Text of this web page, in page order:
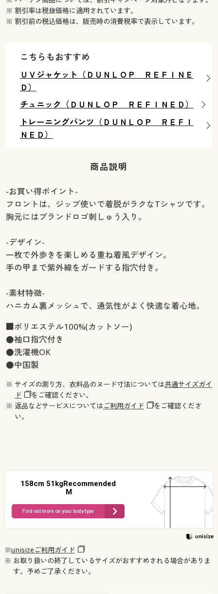
※ 割引率は税抜価格に適用されています。
※ 割引前の税込価格は、販売時の消費税率で表示しています。
こちらもおすすめ
ＵＶジャケット（ＤＵＮＬＯＰ ＲＥＦＩＮＥ
Ｄ）
チュニック（ＤＵＮＬＯＰ ＲＥＦＩＮＥＤ）
トレーニングパンツ（ＤＵＮＬＯＰ ＲＥＦＩ
ＮＥＤ）
商品説明
-お買い得ポイント-
フロントは、ジップ使いで着脱がラクなTシャツです。
胸元にはブランドロゴ刺しゅう入り。
-デザイン-
一枚で外歩きを楽しめる重ね着風デザイン。
手の甲まで紫外線をガードする指穴付き。
-素材特徴-
ハニカム裏メッシュで、通気性がよく快適な着心地。
■ポリエステル100%(カットソー)
●袖口指穴付き
●洗濯機OK
●中国製
※ サイズの測り方、衣料品のヌード寸法については共通サイズガイ
ド
をご確認ください。
※ 返品などサービスについてはご利用ガイド
をご確認くださ
い。
158cm 51kgRecommended
M
Find out more on your body type
※unisizeご利用ガイド
※ お取り扱いの終了しているサイズがおすすめされる場合がありま
す。予めご了承ください。